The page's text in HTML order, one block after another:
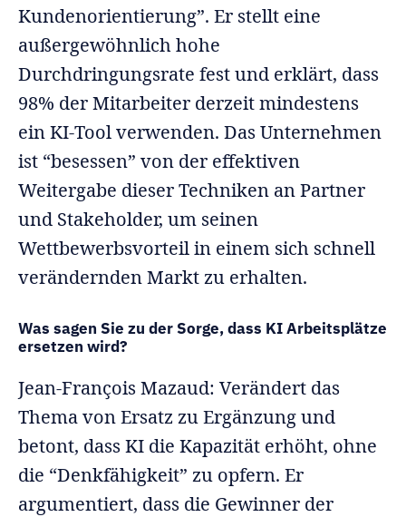
Kundenorientierung”. Er stellt eine
außergewöhnlich hohe
Durchdringungsrate fest und erklärt, dass
98% der Mitarbeiter derzeit mindestens
ein KI-Tool verwenden. Das Unternehmen
ist “besessen” von der effektiven
Weitergabe dieser Techniken an Partner
und Stakeholder, um seinen
Wettbewerbsvorteil in einem sich schnell
verändernden Markt zu erhalten.
Was sagen Sie zu der Sorge, dass KI Arbeitsplätze
ersetzen wird?
Jean-François Mazaud: Verändert das
Thema von Ersatz zu Ergänzung und
betont, dass KI die Kapazität erhöht, ohne
die “Denkfähigkeit” zu opfern. Er
argumentiert, dass die Gewinner der